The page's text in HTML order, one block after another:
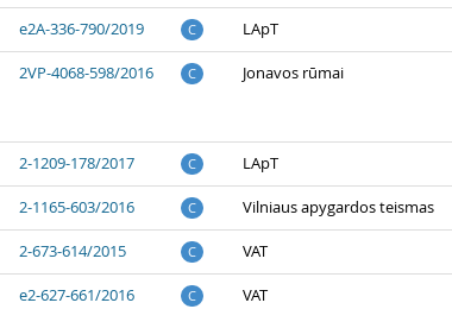
e2A-336-790/2019 C LApT
2VP-4068-598/2016 C Jonavos rūmai
2-1209-178/2017 C LApT
2-1165-603/2016 C Vilniaus apygardos teismas
2-673-614/2015 C VAT
e2-627-661/2016 C VAT